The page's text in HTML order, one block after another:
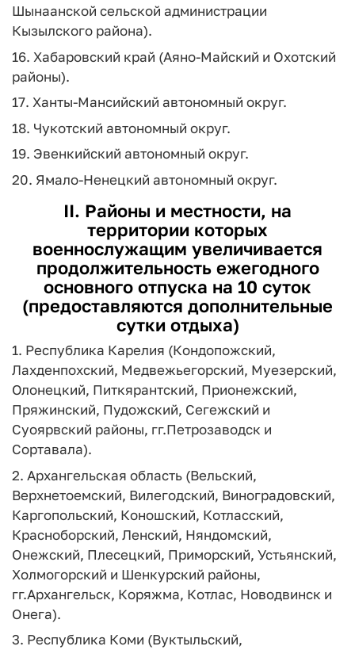
Шынаанской сельской администрации
Кызылского района).
16. Хабаровский край (Аяно-Майский и Охотский
районы).
17. Ханты-Мансийский автономный округ.
18. Чукотский автономный округ.
19. Эвенкийский автономный округ.
20. Ямало-Ненецкий автономный округ.
II. Районы и местности, на
территории которых
военнослужащим увеличивается
продолжительность ежегодного
основного отпуска на 10 суток
(предоставляются дополнительные
сутки отдыха)
1. Республика Карелия (Кондопожский,
Лахденпохский, Медвежьегорский, Муезерский,
Олонецкий, Питкярантский, Прионежский,
Пряжинский, Пудожский, Сегежский и
Суоярвский районы, гг.Петрозаводск и
Сортавала).
2. Архангельская область (Вельский,
Верхнетоемский, Вилегодский, Виноградовский,
Каргопольский, Коношский, Котласский,
Красноборский, Ленский, Няндомский,
Онежский, Плесецкий, Приморский, Устьянский,
Холмогорский и Шенкурский районы,
гг.Архангельск, Коряжма, Котлас, Новодвинск и
Онега).
3. Республика Коми (Вуктыльский,